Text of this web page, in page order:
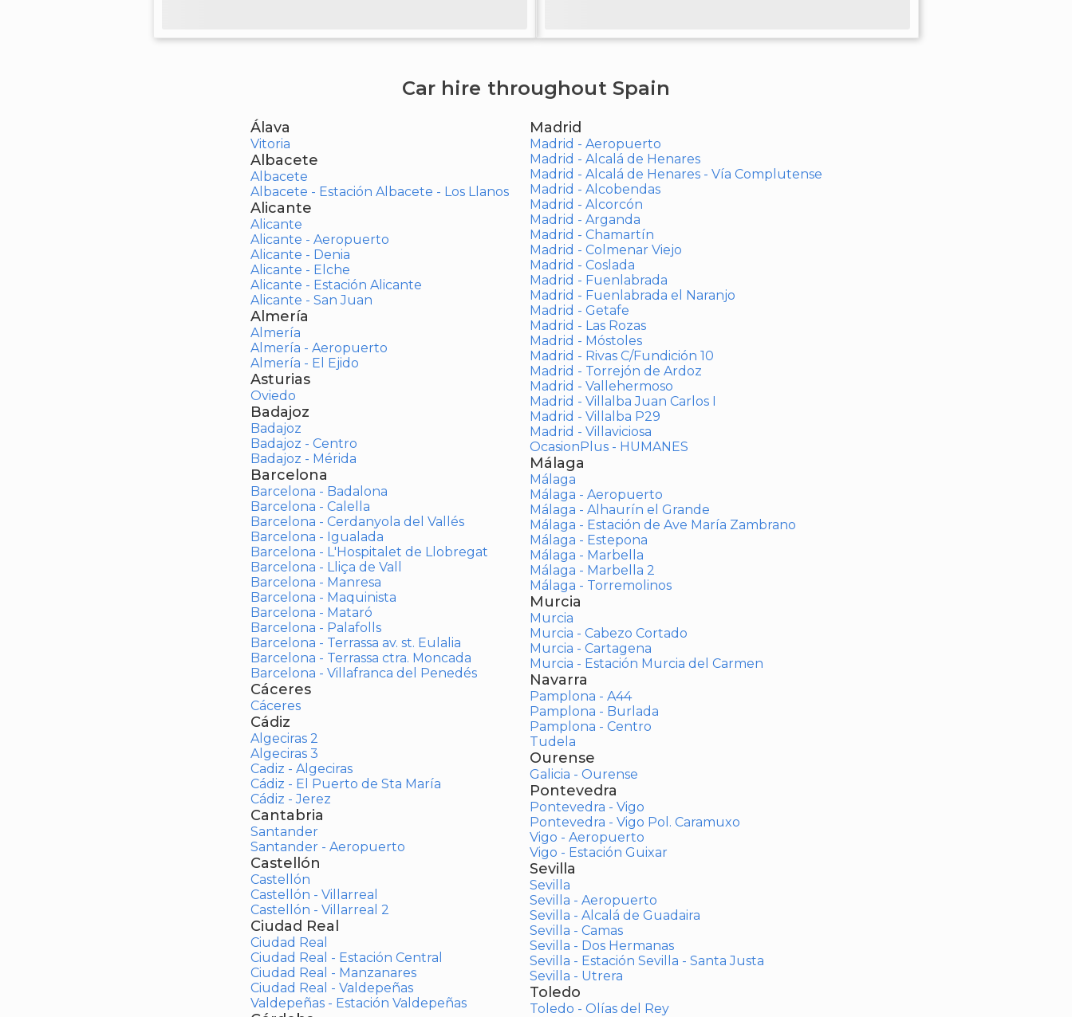
Car hire throughout Spain
Álava
Vitoria
Albacete
Albacete
Albacete - Estación Albacete - Los Llanos
Alicante
Alicante
Alicante - Aeropuerto
Alicante - Denia
Alicante - Elche
Alicante - Estación Alicante
Alicante - San Juan
Almería
Almería
Almería - Aeropuerto
Almería - El Ejido
Asturias
Oviedo
Badajoz
Badajoz
Badajoz - Centro
Badajoz - Mérida
Barcelona
Barcelona - Badalona
Barcelona - Calella
Barcelona - Cerdanyola del Vallés
Barcelona - Igualada
Barcelona - L'Hospitalet de Llobregat
Barcelona - Lliça de Vall
Barcelona - Manresa
Barcelona - Maquinista
Barcelona - Mataró
Barcelona - Palafolls
Barcelona - Terrassa av. st. Eulalia
Barcelona - Terrassa ctra. Moncada
Barcelona - Villafranca del Penedés
Cáceres
Cáceres
Cádiz
Algeciras 2
Algeciras 3
Cadiz - Algeciras
Cádiz - El Puerto de Sta María
Cádiz - Jerez
Cantabria
Santander
Santander - Aeropuerto
Castellón
Castellón
Castellón - Villarreal
Castellón - Villarreal 2
Ciudad Real
Ciudad Real
Ciudad Real - Estación Central
Ciudad Real - Manzanares
Ciudad Real - Valdepeñas
Valdepeñas - Estación Valdepeñas
Madrid
Madrid - Aeropuerto
Madrid - Alcalá de Henares
Madrid - Alcalá de Henares - Vía Complutense
Madrid - Alcobendas
Madrid - Alcorcón
Madrid - Arganda
Madrid - Chamartín
Madrid - Colmenar Viejo
Madrid - Coslada
Madrid - Fuenlabrada
Madrid - Fuenlabrada el Naranjo
Madrid - Getafe
Madrid - Las Rozas
Madrid - Móstoles
Madrid - Rivas C/Fundición 10
Madrid - Torrejón de Ardoz
Madrid - Vallehermoso
Madrid - Villalba Juan Carlos I
Madrid - Villalba P29
Madrid - Villaviciosa
OcasionPlus - HUMANES
Málaga
Málaga
Málaga - Aeropuerto
Málaga - Alhaurín el Grande
Málaga - Estación de Ave María Zambrano
Málaga - Estepona
Málaga - Marbella
Málaga - Marbella 2
Málaga - Torremolinos
Murcia
Murcia
Murcia - Cabezo Cortado
Murcia - Cartagena
Murcia - Estación Murcia del Carmen
Navarra
Pamplona - A44
Pamplona - Burlada
Pamplona - Centro
Tudela
Ourense
Galicia - Ourense
Pontevedra
Pontevedra - Vigo
Pontevedra - Vigo Pol. Caramuxo
Vigo - Aeropuerto
Vigo - Estación Guixar
Sevilla
Sevilla
Sevilla - Aeropuerto
Sevilla - Alcalá de Guadaira
Sevilla - Camas
Sevilla - Dos Hermanas
Sevilla - Estación Sevilla - Santa Justa
Sevilla - Utrera
Toledo
Toledo - Olías del Rey